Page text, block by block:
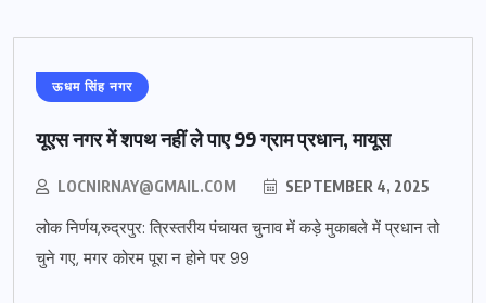
ऊधम सिंह नगर
यूएस नगर में शपथ नहीं ले पाए 99 ग्राम प्रधान, मायूस
LOCNIRNAY@GMAIL.COM SEPTEMBER 4, 2025
लोक निर्णय,रुद्रपुर: त्रिस्तरीय पंचायत चुनाव में कड़े मुकाबले में प्रधान तो
चुने गए, मगर कोरम पूरा न होने पर 99